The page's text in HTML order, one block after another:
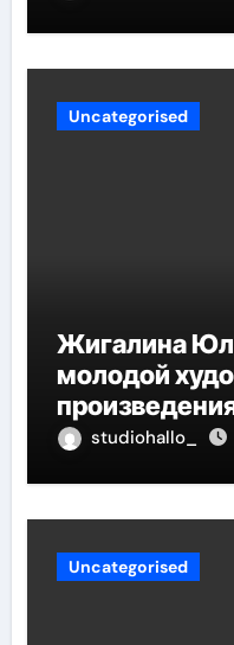
Uncategorised
Жигалина
молодой
своей
глубины
сущности
studiohallo_
Uncategorised